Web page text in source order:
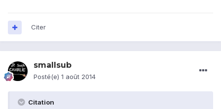
Citer
smallsub
Posté(e) 1 août 2014
Citation